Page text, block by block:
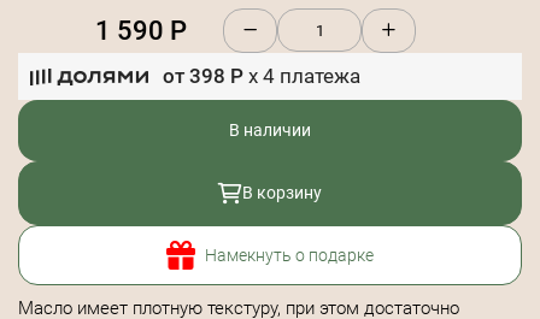
1 590 Р
от 398 Р x 4 платежа
В наличии
В корзину
Намекнуть о подарке
Масло имеет плотную текстуру, при этом достаточно